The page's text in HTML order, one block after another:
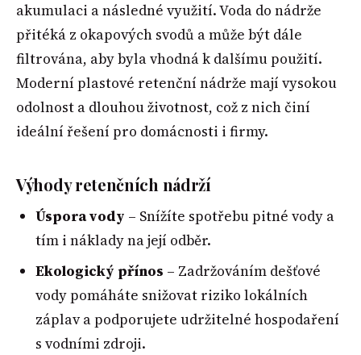
akumulaci a následné využití. Voda do nádrže
přitéká z okapových svodů a může být dále
filtrována, aby byla vhodná k dalšímu použití.
Moderní plastové retenční nádrže mají vysokou
odolnost a dlouhou životnost, což z nich činí
ideální řešení pro domácnosti i firmy.
Výhody retenčních nádrží
Úspora vody – Snížíte spotřebu pitné vody a
tím i náklady na její odběr.
Ekologický přínos – Zadržováním dešťové
vody pomáháte snižovat riziko lokálních
záplav a podporujete udržitelné hospodaření
s vodními zdroji.